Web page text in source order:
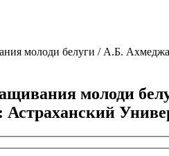
молоди белуги / А.Б.
молоди